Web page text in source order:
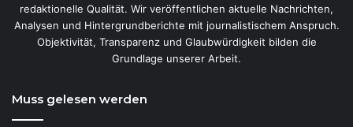
redaktionelle Qualität. Wir veröffentlichen aktuelle Nachrichten,
Analysen und Hintergrundberichte mit journalistischem Anspruch.
Objektivität, Transparenz und Glaubwürdigkeit bilden die
Grundlage unserer Arbeit.
Muss gelesen werden